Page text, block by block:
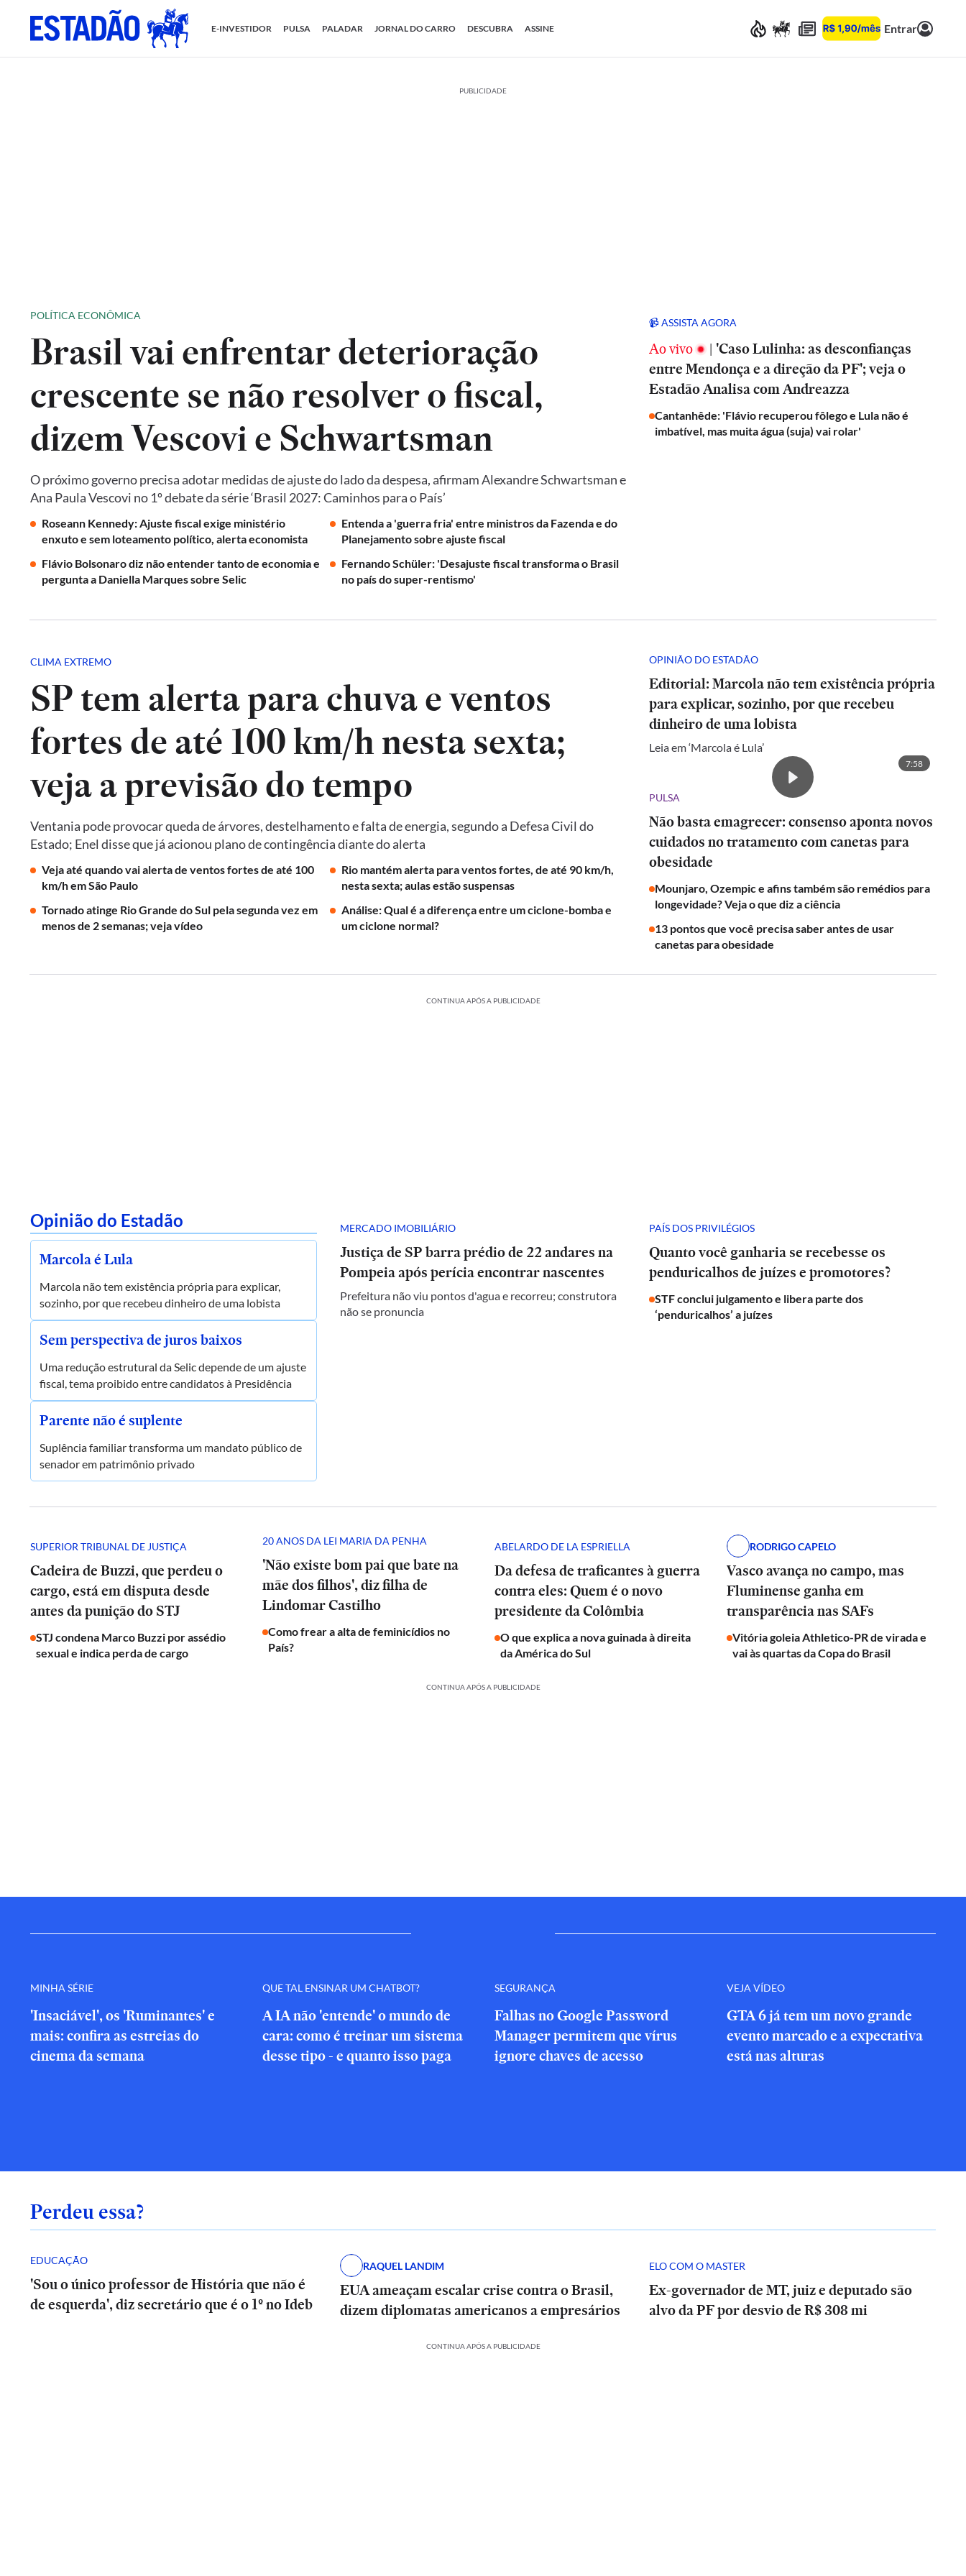
E-INVESTIDOR PULSA PALADAR JORNAL DO CARRO DESCUBRA ASSINE Entrar
PUBLICIDADE
POLÍTICA ECONÔMICA
Brasil vai enfrentar deterioração
crescente se não resolver o fiscal,
dizem Vescovi e Schwartsman
O próximo governo precisa adotar medidas de ajuste do lado da despesa, afirmam Alexandre Schwartsman e
Ana Paula Vescovi no 1º debate da série ‘Brasil 2027: Caminhos para o País’
Roseann Kennedy: Ajuste fiscal exige ministério
enxuto e sem loteamento político, alerta economista
Entenda a 'guerra fria' entre ministros da Fazenda e do
Planejamento sobre ajuste fiscal
Flávio Bolsonaro diz não entender tanto de economia e
pergunta a Daniella Marques sobre Selic
Fernando Schüler: 'Desajuste fiscal transforma o Brasil
no país do super-rentismo'
📹 ASSISTA AGORA
Ao vivo | 'Caso Lulinha: as desconfianças
entre Mendonça e a direção da PF'; veja o
Estadão Analisa com Andreazza
Cantanhêde: 'Flávio recuperou fôlego e Lula não é
imbatível, mas muita água (suja) vai rolar'
CLIMA EXTREMO
SP tem alerta para chuva e ventos
fortes de até 100 km/h nesta sexta;
veja a previsão do tempo
Ventania pode provocar queda de árvores, destelhamento e falta de energia, segundo a Defesa Civil do
Estado; Enel disse que já acionou plano de contingência diante do alerta
Veja até quando vai alerta de ventos fortes de até 100
km/h em São Paulo
Rio mantém alerta para ventos fortes, de até 90 km/h,
nesta sexta; aulas estão suspensas
Tornado atinge Rio Grande do Sul pela segunda vez em
menos de 2 semanas; veja vídeo
Análise: Qual é a diferença entre um ciclone-bomba e
um ciclone normal?
OPINIÃO DO ESTADÃO
Editorial: Marcola não tem existência própria
para explicar, sozinho, por que recebeu
dinheiro de uma lobista
Leia em ‘Marcola é Lula’
7:58
PULSA
Não basta emagrecer: consenso aponta novos
cuidados no tratamento com canetas para
obesidade
Mounjaro, Ozempic e afins também são remédios para
longevidade? Veja o que diz a ciência
13 pontos que você precisa saber antes de usar
canetas para obesidade
CONTINUA APÓS A PUBLICIDADE
Opinião do Estadão
Marcola é Lula
Marcola não tem existência própria para explicar,
sozinho, por que recebeu dinheiro de uma lobista
Sem perspectiva de juros baixos
Uma redução estrutural da Selic depende de um ajuste
fiscal, tema proibido entre candidatos à Presidência
Parente não é suplente
Suplência familiar transforma um mandato público de
senador em patrimônio privado
MERCADO IMOBILIÁRIO
Justiça de SP barra prédio de 22 andares na
Pompeia após perícia encontrar nascentes
Prefeitura não viu pontos d'agua e recorreu; construtora
não se pronuncia
PAÍS DOS PRIVILÉGIOS
Quanto você ganharia se recebesse os
penduricalhos de juízes e promotores?
STF conclui julgamento e libera parte dos
‘penduricalhos’ a juízes
SUPERIOR TRIBUNAL DE JUSTIÇA
Cadeira de Buzzi, que perdeu o
cargo, está em disputa desde
antes da punição do STJ
STJ condena Marco Buzzi por assédio
sexual e indica perda de cargo
20 ANOS DA LEI MARIA DA PENHA
'Não existe bom pai que bate na
mãe dos filhos', diz filha de
Lindomar Castilho
Como frear a alta de feminicídios no
País?
ABELARDO DE LA ESPRIELLA
Da defesa de traficantes à guerra
contra eles: Quem é o novo
presidente da Colômbia
O que explica a nova guinada à direita
da América do Sul
RODRIGO CAPELO
Vasco avança no campo, mas
Fluminense ganha em
transparência nas SAFs
Vitória goleia Athletico-PR de virada e
vai às quartas da Copa do Brasil
CONTINUA APÓS A PUBLICIDADE
MINHA SÉRIE
'Insaciável', os 'Ruminantes' e
mais: confira as estreias do
cinema da semana
QUE TAL ENSINAR UM CHATBOT?
A IA não 'entende' o mundo de
cara: como é treinar um sistema
desse tipo - e quanto isso paga
SEGURANÇA
Falhas no Google Password
Manager permitem que vírus
ignore chaves de acesso
VEJA VÍDEO
GTA 6 já tem um novo grande
evento marcado e a expectativa
está nas alturas
Perdeu essa?
EDUCAÇÃO
'Sou o único professor de História que não é
de esquerda', diz secretário que é o 1º no Ideb
RAQUEL LANDIM
EUA ameaçam escalar crise contra o Brasil,
dizem diplomatas americanos a empresários
ELO COM O MASTER
Ex-governador de MT, juiz e deputado são
alvo da PF por desvio de R$ 308 mi
CONTINUA APÓS A PUBLICIDADE